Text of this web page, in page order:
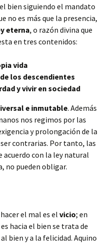
bien siguiendo el mandato
no es más que la presencia,
eterna, o razón divina que
en tres contenidos:
vida
los descendientes
y vivir en sociedad
e inmutable. Además
nos regimos por las
y prolongación de la
contrarias. Por tanto, las
acuerdo con la ley natural
no pueden obligar.
el mal es el vicio; en
hacia el bien se trata de
bien y a la felicidad. Aquino